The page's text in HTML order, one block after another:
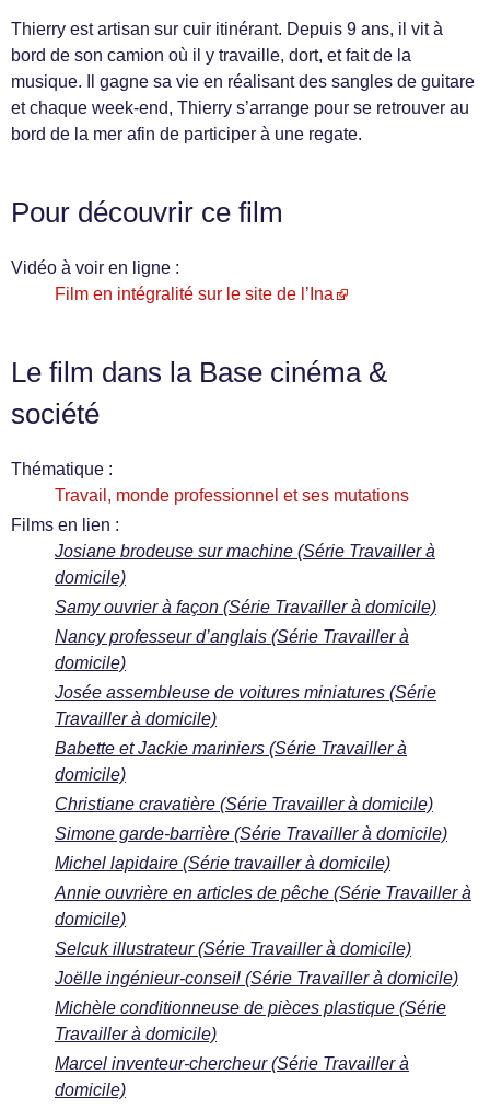
Thierry est artisan sur cuir itinérant. Depuis 9 ans, il vit à
bord de son camion où il y travaille, dort, et fait de la
musique. Il gagne sa vie en réalisant des sangles de guitare
et chaque week-end, Thierry s’arrange pour se retrouver au
bord de la mer afin de participer à une regate.
Pour découvrir ce film
Vidéo à voir en ligne :
Film en intégralité sur le site de l’Ina
Le film dans la Base cinéma &
société
Thématique :
Travail, monde professionnel et ses mutations
Films en lien :
Josiane brodeuse sur machine (Série Travailler à
domicile)
Samy ouvrier à façon (Série Travailler à domicile)
Nancy professeur d’anglais (Série Travailler à
domicile)
Josée assembleuse de voitures miniatures (Série
Travailler à domicile)
Babette et Jackie mariniers (Série Travailler à
domicile)
Christiane cravatière (Série Travailler à domicile)
Simone garde-barrière (Série Travailler à domicile)
Michel lapidaire (Série travailler à domicile)
Annie ouvrière en articles de pêche (Série Travailler à
domicile)
Selcuk illustrateur (Série Travailler à domicile)
Joëlle ingénieur-conseil (Série Travailler à domicile)
Michèle conditionneuse de pièces plastique (Série
Travailler à domicile)
Marcel inventeur-chercheur (Série Travailler à
domicile)